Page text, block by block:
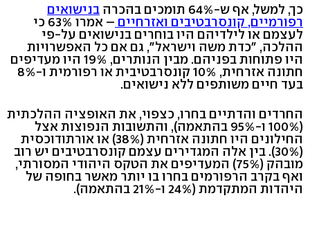
כך, למשל, אף ש-64% תומכים בהכרה בנישואים
רפורמיים, קונסרבטיבים ואזרחיים – אמרו 63% כי
לעצמם או לילדיהם היו בוחרים בנישואים על-פי
ההלכה, "כדת משה וישראל", גם אם כל האפשרויות
היו פתוחות בפניהם. מבין הנותרים, 19% היו מעדיפים
חתונה אזרחית, 10% קונסרבטיבית או רפורמית ו-8%
בעד חיים משותפים ללא נישואים.
החרדים והדתיים בחרו, כצפוי, את האופציה ההלכתית
(100% ו-95% בהתאמה), והתשובות הנפוצות אצל
החילונים היו חתונה אזרחית (38%) או אורתודוכסית
(30%). בין אלה המגדירים עצמם קונסרבטיבים יש רוב
מובהק (75%) המעדיפים את הטקס היהודי המסורתי,
ואף בקרב הרפורמים בחרו בו יותר מאשר בחופה של
היהדות המתקדמת (24% ו-21% בהתאמה).